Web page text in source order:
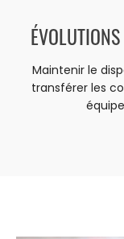
ÉVOLUTIONS
Maintenir le
transférer les